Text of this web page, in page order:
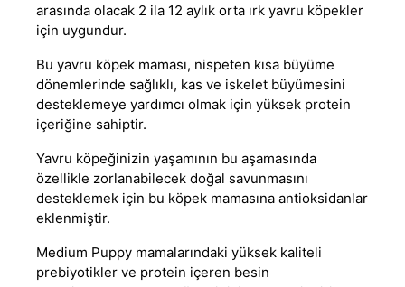
arasında olacak 2 ila 12 aylık orta ırk yavru köpekler
için uygundur.
Bu yavru köpek maması, nispeten kısa büyüme
dönemlerinde sağlıklı, kas ve iskelet büyümesini
desteklemeye yardımcı olmak için yüksek protein
içeriğine sahiptir.
Yavru köpeğinizin yaşamının bu aşamasında
özellikle zorlanabilecek doğal savunmasını
desteklemek için bu köpek mamasına antioksidanlar
eklenmiştir.
Medium Puppy mamalarındaki yüksek kaliteli
prebiyotikler ve protein içeren besin